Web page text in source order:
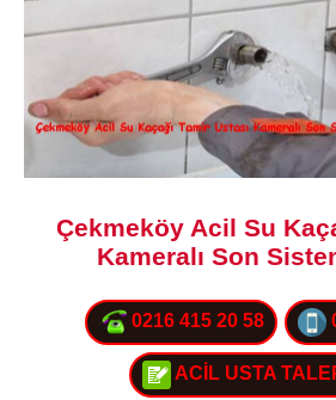
Çekmeköy Acil Su
Kameralı Son
0216 415 20 58
ACİL USTA